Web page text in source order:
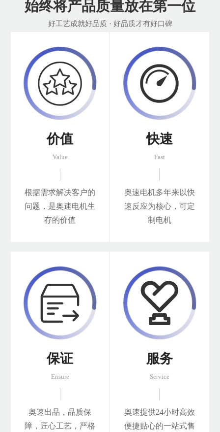
始终将产品质量放在第一位
好工艺成就好品质 · 好品质才有好口碑

价值
Value
根据需求解决客户的
问题，是奥速电机生
存的价值

快速
Fast
奥速电机多年来以快
速反应为核心，可定
制电机

保证
Ensure
奥速出品，品质保
障，匠心工艺，严格

服务
Service
奥速提供24小时高效
便捷贴心的一站式售